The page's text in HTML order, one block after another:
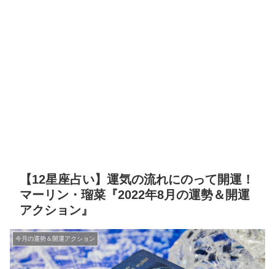
【12星座占い】運気の流れにのって開運！
マーリン・瑠菜『2022年8月の運勢＆開運
アクション』
今月の運勢＆開運アクション